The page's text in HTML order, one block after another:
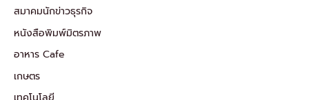
สมาคมนักข่าวธุรกิจ
หนังสือพิมพ์มิตรภาพ
อาหาร Cafe
เกษตร